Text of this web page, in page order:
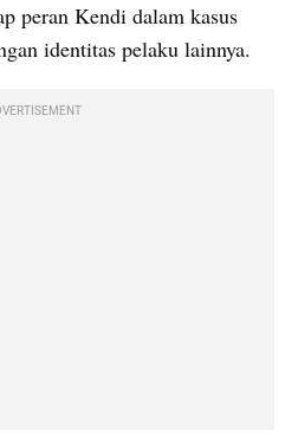
peran Kendi dalam kasus
identitas pelaku lainnya.